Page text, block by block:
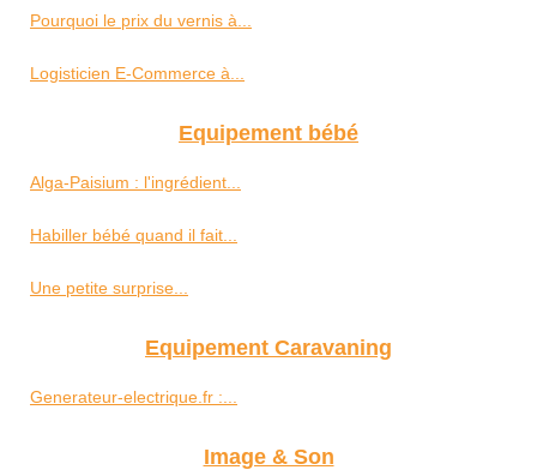
Pourquoi le prix du vernis à...
Logisticien E-Commerce à...
Equipement bébé
Alga-Paisium : l'ingrédient...
Habiller bébé quand il fait...
Une petite surprise...
Equipement Caravaning
Generateur-electrique.fr :...
Image & Son